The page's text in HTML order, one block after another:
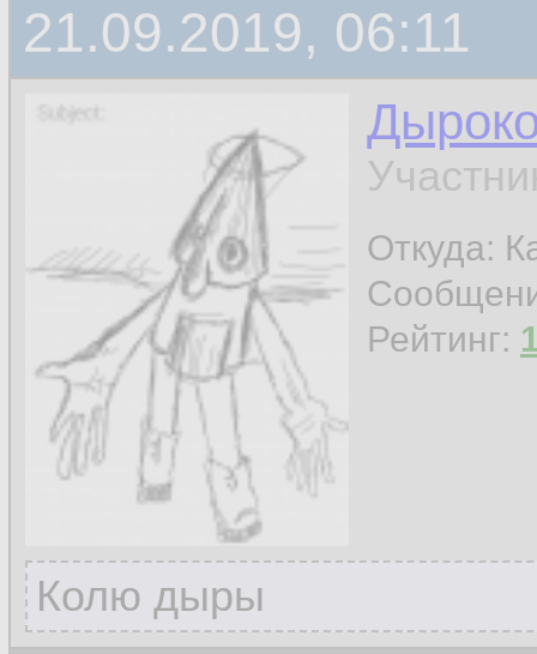
21.09.2019, 06:11
Откуда:
Рейтинг:
Колю дыры